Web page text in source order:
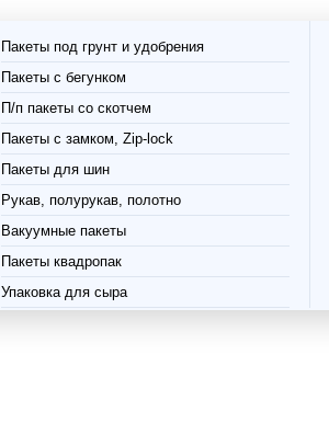
Пакеты под грунт и удобрения
Пакеты с бегунком
П/п пакеты со скотчем
Пакеты с замком, Zip-lock
Пакеты для шин
Рукав, полурукав, полотно
Вакуумные пакеты
Пакеты квадропак
Упаковка для сыра